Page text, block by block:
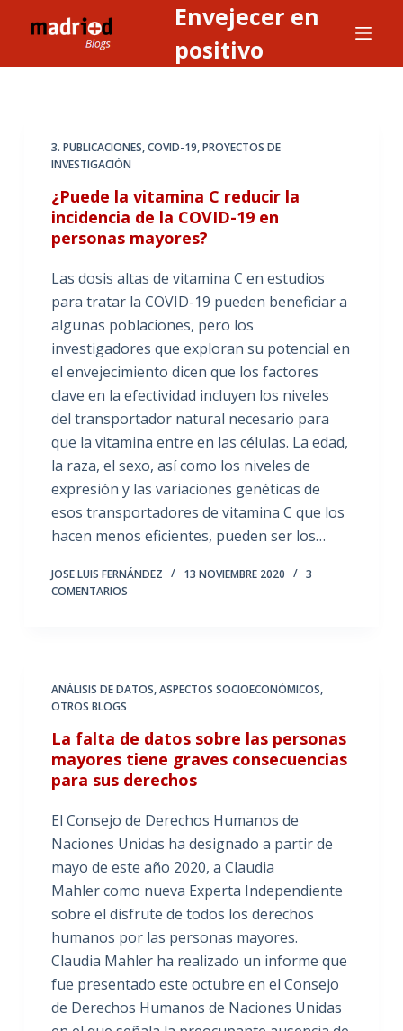
l
Envejecer en
positivo
3. PUBLICACIONES,COVID-19,PROYECTOS DE
INVESTIGACIÓN
¿Puede la vitamina C reducir la
incidencia de la COVID-19 en
personas mayores?
Las dosis altas de vitamina C en estudios
para tratar la COVID-19 pueden beneficiar a
algunas poblaciones, pero los
investigadores que exploran su potencial en
el envejecimiento dicen que los factores
clave en la efectividad incluyen los niveles
del transportador natural necesario para
que la vitamina entre en las células. La edad,
la raza, el sexo, así como los niveles de
expresión y las variaciones genéticas de
esos transportadores de vitamina C que los
hacen menos eficientes, pueden ser los…
JOSE LUIS FERNÁNDEZ 13 NOVIEMBRE 2020
3
COMENTARIOS
ANÁLISIS DE DATOS,ASPECTOS SOCIOECONÓMICOS,
OTROS BLOGS
La falta de datos sobre las personas
mayores tiene graves consecuencias
para sus derechos
El Consejo de Derechos Humanos de
Naciones Unidas ha designado a partir de
mayo de este año 2020, a Claudia
Mahler como nueva Experta Independiente
sobre el disfrute de todos los derechos
humanos por las personas mayores.
Claudia Mahler ha realizado un informe que
fue presentado este octubre en el Consejo
de Derechos Humanos de Naciones Unidas